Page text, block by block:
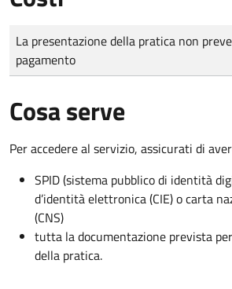
Tipo di pagamento
Importo
La presentazione della pratica non
pagamento
Cosa serve
Per accedere al servizio, assicurati di
SPID (sistema pubblico di identità
d’identità elettronica (CIE) o carta
(CNS)
tutta la documentazione prevista
della pratica.